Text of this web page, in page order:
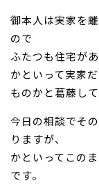
御本人は実家を
ので
ふたつも住宅が
かといって実家
ものかと葛藤して
今日の相談でそ
りますが、
かといってこの
です。